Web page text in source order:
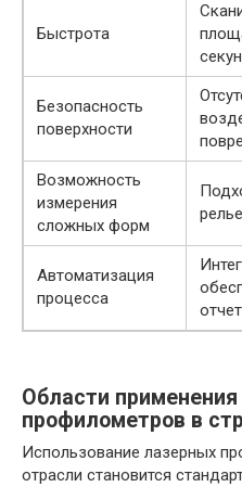
Быстрота
Безопасность
поверхности
Возможность
измерения
сложных форм
Автоматизация
процесса
Области
профилометров в
Использование лазерных
отрасли становится